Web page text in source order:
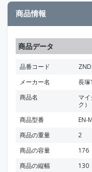
商品情報
商品データ
品番コード
メーカー名
長塚
商品名
マ
ク）
商品型番
EN-
商品の重量
2
商品の容量
176
商品の縦幅
130